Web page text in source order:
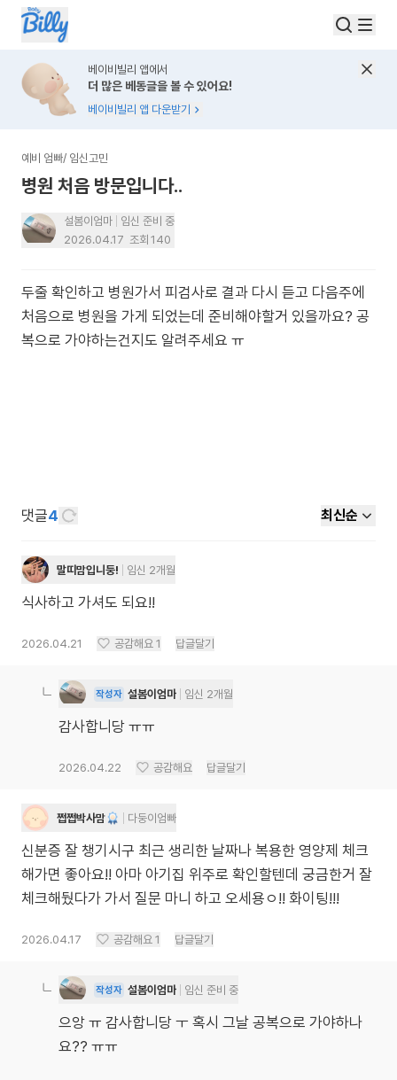
베이비빌리 앱에서
더 많은 베동글을 볼 수 있어요!
베이비빌리 앱 다운받기
예비 엄빠/ 임신고민
병원 처음 방문입니다..
설봄이엄마
임신 준비 중
2026.04.17 조회 140
두줄 확인하고 병원가서 피검사로 결과 다시 듣고 다음주에
처음으로 병원을 가게 되었는데 준비해야할거 있을까요? 공
복으로 가야하는건지도 알려주세요 ㅠ
댓글4 최신순
말띠맘입니둥! 임신 2개월
식사하고 가셔도 되요!!
2026.04.21 공감해요 1 답글달기
작성자 설봄이엄마 임신 2개월
감사합니당 ㅠㅠ
2026.04.22 공감해요 답글달기
쩝쩝박사맘 다둥이엄빠
신분증 잘 챙기시구 최근 생리한 날짜나 복용한 영양제 체크
해가면 좋아요!! 아마 아기집 위주로 확인할텐데 궁금한거 잘
체크해뒀다가 가서 질문 마니 하고 오세용ㅇ!! 화이팅!!!
2026.04.17 공감해요 1 답글달기
작성자 설봄이엄마 임신 준비 중
으앙 ㅠ 감사합니당 ㅜ 혹시 그날 공복으로 가야하나
요?? ㅠㅠ